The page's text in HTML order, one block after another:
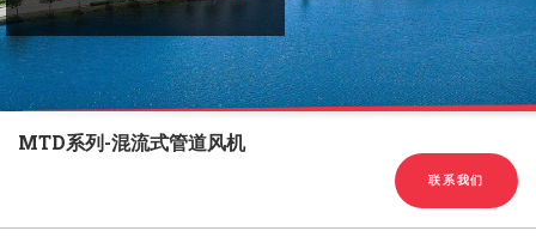
联系我们
MTD系列-混流式管道风机
联系我们